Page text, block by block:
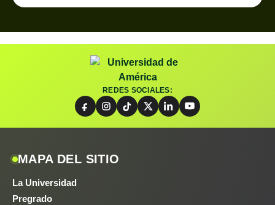
REDES SOCIALES:
MAPA DEL SITIO
La Universidad
Pregrado